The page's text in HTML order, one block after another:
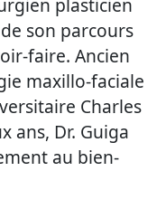
plasticien
son parcours
faire. Ancien
maxillo-faciale
Charles
ans, Dr. Guiga
au bien-